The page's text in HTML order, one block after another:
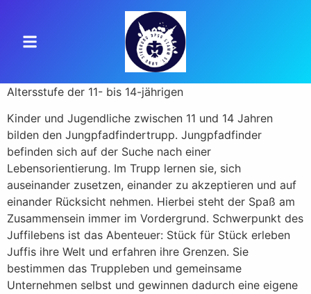
Altersstufe der 11- bis 14-jährigen
Kinder und Jugendliche zwischen 11 und 14 Jahren
bilden den Jungpfadfindertrupp. Jungpfadfinder
befinden sich auf der Suche nach einer
Lebensorientierung. Im Trupp lernen sie, sich
auseinander zusetzen, einander zu akzeptieren und auf
einander Rücksicht nehmen. Hierbei steht der Spaß am
Zusammensein immer im Vordergrund. Schwerpunkt des
Juffilebens ist das Abenteuer: Stück für Stück erleben
Juffis ihre Welt und erfahren ihre Grenzen. Sie
bestimmen das Truppleben und gemeinsame
Unternehmen selbst und gewinnen dadurch eine eigene